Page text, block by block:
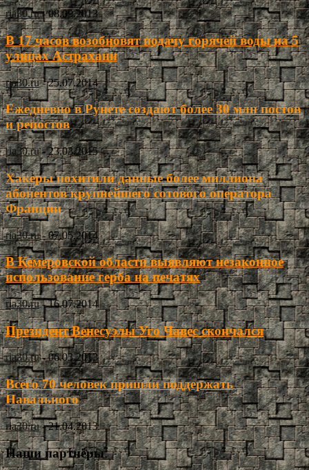
ria30.ru - 08.09.2013
В 17 часов возобновят подачу горячей воды на 5
улицах Астрахани
ria30.ru - 25.07.2014
Ежедневно в Рунете создают более 30 млн постов
и репостов
ria30.ru - 23.03.2015
Хакеры похитили данные более миллиона
абонентов крупнейшего сотового оператора
Франции
ria30.ru - 07.05.2014
В Кемеровской области выявляют незаконное
использование герба на печатях
ria30.ru - 16.07.2014
Президент Венесуэлы Уго Чавес скончался
ria30.ru - 06.03.2013
Всего 70 человек пришли поддержать
Навального
ria30.ru - 21.04.2013
Наши партнёры